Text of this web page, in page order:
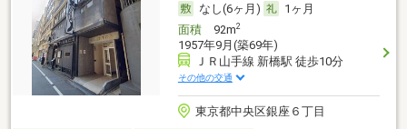
なし(6ヶ月)
1ヶ月
面積92m2
1957年9月(築69年)
ＪＲ山手線 新橋駅 徒歩10分
その他の交通
東京都中央区銀座６丁目